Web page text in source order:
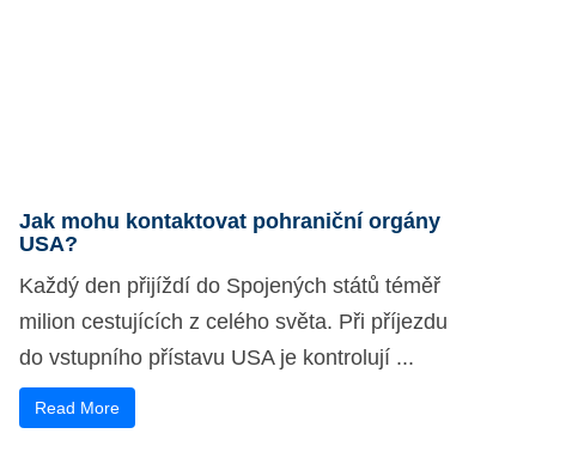
Jak mohu kontaktovat pohraniční orgány
USA?
Každý den přijíždí do Spojených států téměř
milion cestujících z celého světa. Při příjezdu
do vstupního přístavu USA je kontrolují ...
Read More